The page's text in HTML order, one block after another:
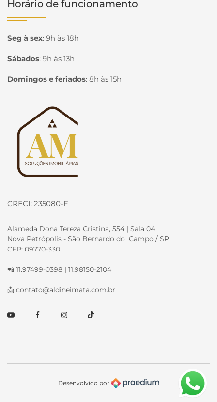
Horário de funcionamento
Seg à sex: 9h às 18h
Sábados: 9h às 13h
Domingos e feriados: 8h às 15h
Página inicial
CRECI: 235080-F
Alameda Dona Tereza Cristina, 554 | Sala 04
Nova Petrópolis - São Bernardo do Campo / SP
CEP: 09770-330
📲 11.97499-0398 | 11.98150-2104
📩 contato@aldineimata.com.br
YoutubeFacebookInstagramTikTok
Desenvolvido por